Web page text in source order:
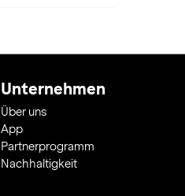
Unternehmen
Über uns
App
Partnerprogramm
Nachhaltigkeit